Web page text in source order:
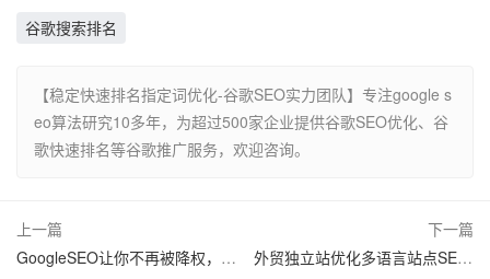
谷歌搜索排名
【稳定快速排名指定词优化-谷歌SEO实力团队】专注google s
eo算法研究10多年，为超过500家企业提供谷歌SEO优化、谷
歌快速排名等谷歌推广服务，欢迎咨询。
上一篇
GoogleSEO让你不再被降权，网站流量稳定上升
下一篇
外贸独立站优化多语言站点SEO应该注意什么？